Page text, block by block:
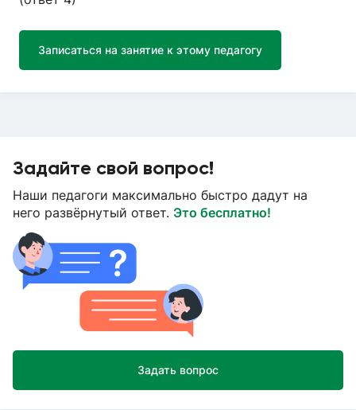
Записаться на занятие к этому педагогу
Задайте свой вопрос!
Наши педагоги максимально быстро дадут на
него развёрнутый ответ. Это бесплатно!
Задать вопрос